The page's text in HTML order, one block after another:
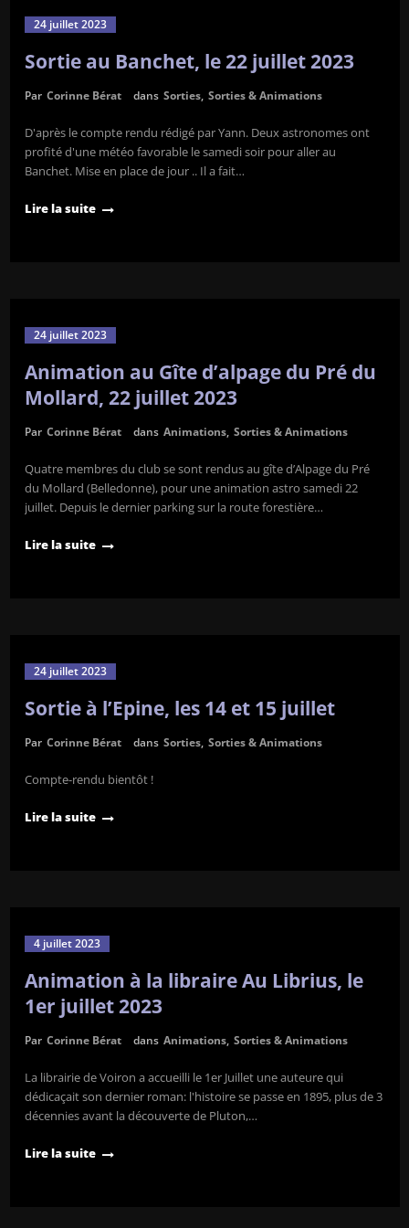
24 juillet 2023
Sortie au Banchet, le 22 juillet 2023
Par Corinne Bérat dans Sorties, Sorties & Animations
D'après le compte rendu rédigé par Yann. Deux astronomes ont
profité d'une météo favorable le samedi soir pour aller au
Banchet. Mise en place de jour .. Il a fait…
Lire la suite
24 juillet 2023
Animation au Gîte d’alpage du Pré du
Mollard, 22 juillet 2023
Par Corinne Bérat dans Animations, Sorties & Animations
Quatre membres du club se sont rendus au gîte d’Alpage du Pré
du Mollard (Belledonne), pour une animation astro samedi 22
juillet. Depuis le dernier parking sur la route forestière…
Lire la suite
24 juillet 2023
Sortie à l’Epine, les 14 et 15 juillet
Par Corinne Bérat dans Sorties, Sorties & Animations
Compte-rendu bientôt !
Lire la suite
4 juillet 2023
Animation à la libraire Au Librius, le
1er juillet 2023
Par Corinne Bérat dans Animations, Sorties & Animations
La librairie de Voiron a accueilli le 1er Juillet une auteure qui
dédicaçait son dernier roman: l'histoire se passe en 1895, plus de 3
décennies avant la découverte de Pluton,…
Lire la suite